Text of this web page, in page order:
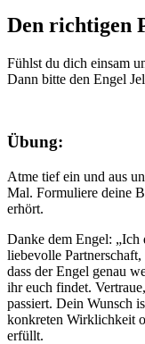
Den richtigen
Fühlst du dich einsam
Dann bitte den Engel
Übung:
Atme tief ein und aus
Mal. Formuliere deine
erhört.
Danke dem Engel: „Ich
liebevolle
dass der Engel genau
ihr euch findet.
passiert. Dein Wunsch
konkreten Wirklichkeit
erfüllt.